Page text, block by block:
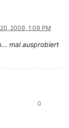
2009, 1:09 PM
mal ausprobiert
0